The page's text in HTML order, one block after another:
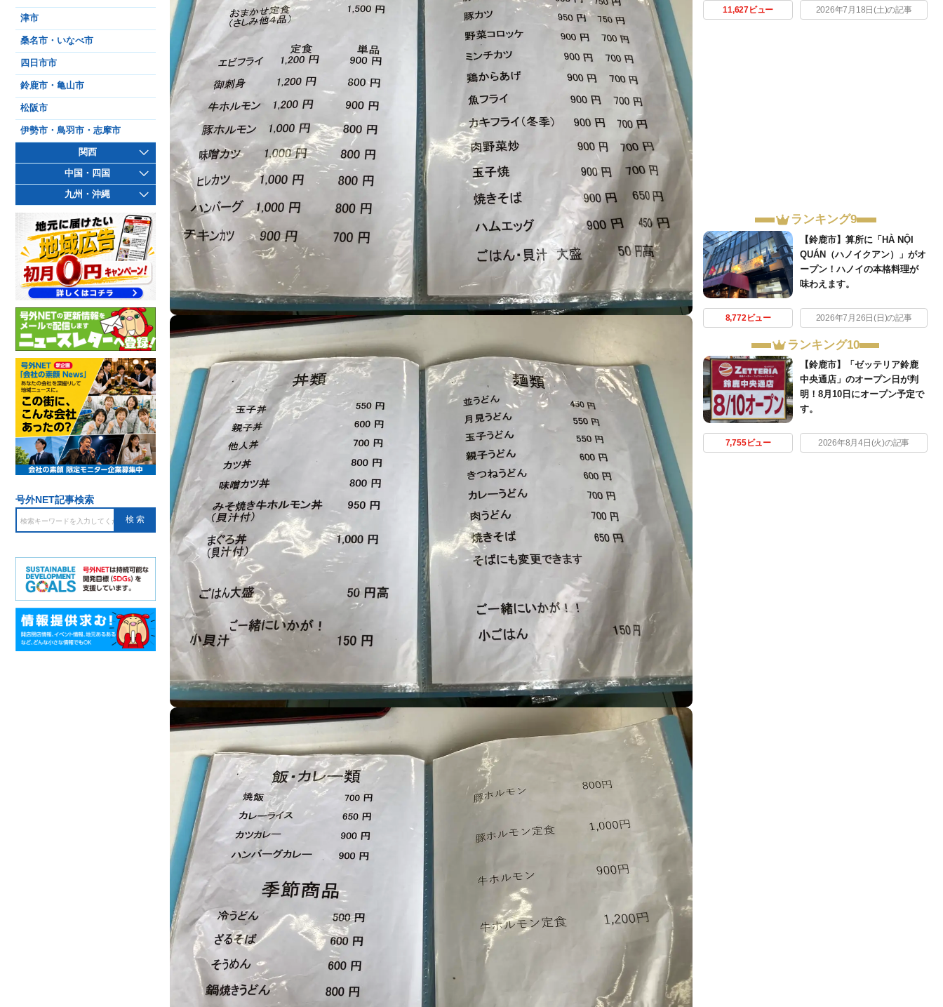
11,627ビュー 2026年7月18日(土)の記事
ランキング9
【鈴鹿市】算所に「HÀ NỘI
QUÁN（ハノイクアン）」がオ
ープン！ハノイの本格料理が
味わえます。
8,772ビュー 2026年7月26日(日)の記事
ランキング10
【鈴鹿市】「ゼッテリア鈴鹿
中央通店」のオープン日が判
明！8月10日にオープン予定で
す。
7,755ビュー 2026年8月4日(火)の記事
津市
桑名市・いなべ市
四日市市
鈴鹿市・亀山市
松阪市
伊勢市・鳥羽市・志摩市
関西
中国・四国
九州・沖縄
号外NET記事検索